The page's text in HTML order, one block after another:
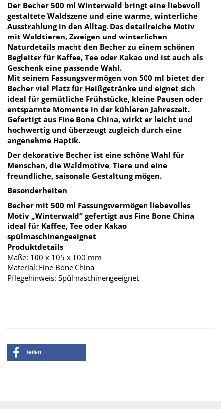
Der Becher 500 ml Winterwald bringt eine liebevoll
gestaltete Waldszene und eine warme, winterliche
Ausstrahlung in den Alltag. Das detailreiche Motiv
mit Waldtieren, Zweigen und winterlichen
Naturdetails macht den Becher zu einem schönen
Begleiter für Kaffee, Tee oder Kakao und ist auch als
Geschenk eine passende Wahl.
Mit seinem Fassungsvermögen von 500 ml bietet der
Becher viel Platz für Heißgetränke und eignet sich
ideal für gemütliche Frühstücke, kleine Pausen oder
entspannte Momente in der kühleren Jahreszeit.
Gefertigt aus Fine Bone China, wirkt er leicht und
hochwertig und überzeugt zugleich durch eine
angenehme Haptik.
Der dekorative Becher ist eine schöne Wahl für
Menschen, die Waldmotive, Tiere und eine
freundliche, saisonale Gestaltung mögen.
Besonderheiten
Becher mit 500 ml Fassungsvermögen liebevolles
Motiv „Winterwald“ gefertigt aus Fine Bone China
ideal für Kaffee, Tee oder Kakao
spülmaschinengeeignet
Produktdetails
Maße: 100 x 105 x 100 mm
Material: Fine Bone China
Pflegehinweis: Spülmaschinengeeignet
teilen